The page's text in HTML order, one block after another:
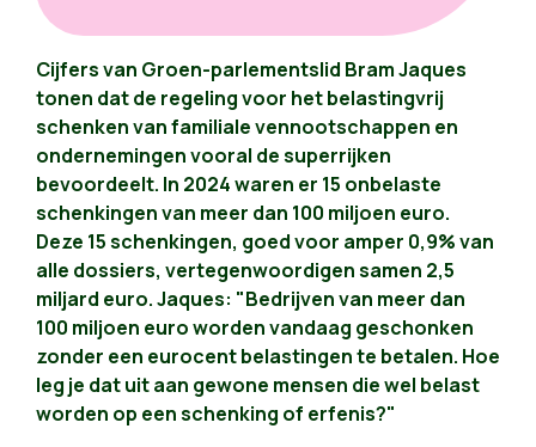
Cijfers van Groen-parlementslid Bram Jaques
tonen dat de regeling voor het belastingvrij
schenken van familiale vennootschappen en
ondernemingen vooral de superrijken
bevoordeelt. In 2024 waren er 15 onbelaste
schenkingen van meer dan 100 miljoen euro.
Deze 15 schenkingen, goed voor amper 0,9% van
alle dossiers, vertegenwoordigen samen 2,5
miljard euro. Jaques: "Bedrijven van meer dan
100 miljoen euro worden vandaag geschonken
zonder een eurocent belastingen te betalen. Hoe
leg je dat uit aan gewone mensen die wel belast
worden op een schenking of erfenis?"